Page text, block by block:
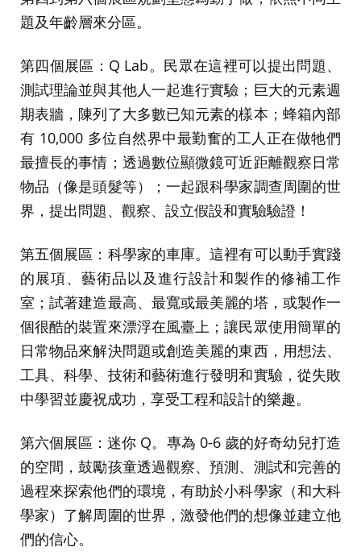
題及年齡層來分區。
第四個展區：Q Lab。民眾在這裡可以提出問題、
測試理論並與其他人一起進行實驗；巨大的元素週
期表牆，陳列了大多數已知元素的樣本；蜂箱內部
有 10,000 多位自然界中最勤奮的工人正在做牠們
最擅長的事情；透過數位顯微鏡可近距離觀察日常
物品（像是頭髮等）；一起跟科學家調查周圍的世
界，提出問題、觀察、設立假設和實驗驗證！
第五個展區：科學家的車庫。這裡有可以動手實踐
的展項、藝術品以及進行設計和製作的修補工作
室；試著建造最高、最寬或最美麗的塔，或製作一
個很酷的裝置來漂浮在風臺上；讓民眾使用簡單的
日常物品來解決問題或創造美麗的東西，用想法、
工具、科學、技術和藝術進行發明和實驗，從失敗
中學習並慶祝成功，享受工程和設計的樂趣。
第六個展區：迷你 Q。專為 0-6 歲的好奇幼兒打造
的空間，鼓勵孩童透過觀察、預測、測試和完善的
過程來探索他們的環境，有助於小科學家（和大科
學家）了解周圍的世界，激發他們的想像並建立他
們的信心。